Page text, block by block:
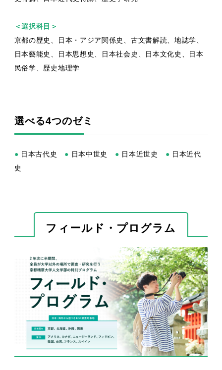
＜選択科目＞
京都の歴史、日本・アジア関係史、古文書解読、地誌学、
日本藝能史、日本思想史、日本社会史、日本文化史、日本
民俗学、歴史地理学
選べる4つのゼミ
● 日本古代史 ● 日本中世史 ● 日本近世史 ● 日本近代
史
フィールド・プログラム